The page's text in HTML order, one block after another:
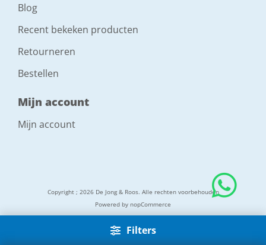
Filters
Blog
Recent bekeken producten
Retourneren
Bestellen
Mijn account
Mijn account
Copyright ; 2026 De Jong & Roos. Alle rechten voorbehouden
Powered by nopCommerce